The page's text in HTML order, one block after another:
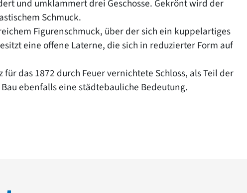
und umklammert drei Geschosse. Gekrönt wird der
Schmuck.
Figurenschmuck, über der sich ein kuppelartiges
eine offene Laterne, die sich in reduzierter Form auf
das 1872 durch Feuer vernichtete Schloss, als Teil der
ebenfalls eine städtebauliche Bedeutung.